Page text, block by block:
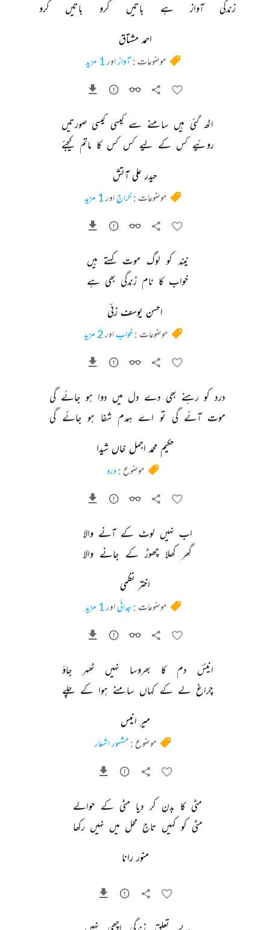
زندگی
آواز ہے باتیں کرو باتیں کرو
احمد مشتاق
موضوعات :آوازاور1 مزید
اٹھ گئی ہیں سامنے سے کیسی کیسی صورتیں
روئیے کس کے لیے کس کس کا ماتم کیجئے
حیدر علی آتش
موضوعات :خراجاور1 مزید
نیند کو لوگ موت کہتے ہیں
خواب کا نام زندگی بھی ہے
احسن یوسف زئی
موضوعات :خواب اور2 مزید
درد کو رہنے بھی دے دل میں دوا ہو جائے گی
موت آئے گی تو اے ہمدم شفا ہو جائے گی
حکیم محمد اجمل خاں شیدا
موضوع :درد
اب نہیں لوٹ کے آنے والا
گھر کھلا چھوڑ کے جانے والا
اختر نظمی
موضوعات : جدائیاور1 مزید
انیسؔ دم کا بھروسا نہیں ٹھہر
جاؤ
چراغ لے کے کہاں سامنے ہوا کے چلے
میر انیس
موضوع :مشہور اشعار
مٹی کا بدن کر دیا مٹی کے حوالے
مٹی کو کہیں تاج محل میں نہیں رکھا
منور رانا